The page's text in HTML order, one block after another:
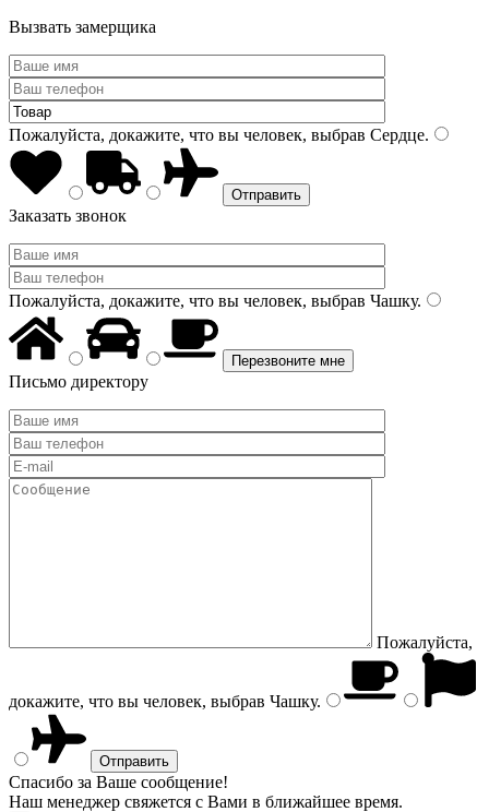
Вызвать замерщика
Пожалуйста, докажите, что вы человек, выбрав Сердце.
Заказать звонок
Пожалуйста, докажите, что вы человек, выбрав Чашку.
Письмо директору
Пожалуйста,
докажите, что вы человек, выбрав Чашку.
Спасибо за Ваше сообщение!
Наш менеджер свяжется с Вами в ближайшее время.